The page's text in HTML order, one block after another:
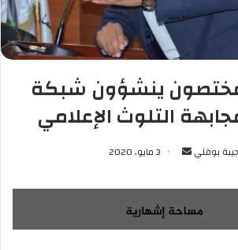
ينشؤون شبكة
التلوث الإعلامي
بوقلي
س
ل
ب
3 مايو، 2020